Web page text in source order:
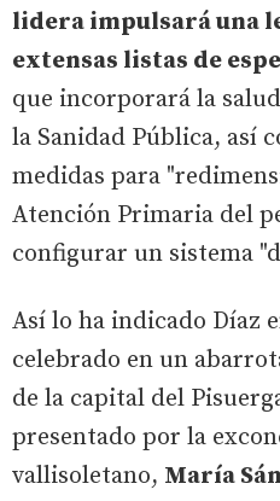
lidera impulsará una
extensas listas de
que incorporará la
la Sanidad Pública, así
medidas para
Atención Primaria del
configurar un sistema
Así lo ha indicado Díaz
celebrado en un
de la capital del
presentado por la
vallisoletano, María